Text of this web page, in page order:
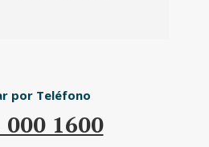
por Teléfono
000 1600